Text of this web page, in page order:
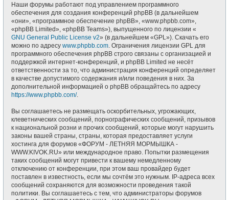
Наши форумы работают под управлением программного
обеспечения для создания конференций phpBB (в дальнейшем
«они», «программное обеспечение phpBB», «www.phpbb.com»,
«phpBB Limited», «phpBB Teams»), выпущенного по лицензии «
GNU General Public License v2» (в дальнейшем «GPL»). Скачать его
можно по адресу www.phpbb.com . Ограничения лицензии GPL для
программного обеспечения phpBB строго связаны с организацией и
поддержкой интернет-конференций, и phpBB Limited не несёт
ответственности за то, что администрация конференций определяет
в качестве допустимого содержания и/или поведения в них. За
дополнительной информацией о phpBB обращайтесь по адресу
https://www.phpbb.com/.
Вы соглашаетесь не размещать оскорбительных, угрожающих,
клеветнических сообщений, порнографических сообщений, призывов
к национальной розни и прочих сообщений, которые могут нарушить
законы вашей страны, страны, которая предоставляет услуги
хостинга для форумов «ФОРУМ - ЛЕТНЯЯ МОРМЫШКА -
WWW.KIVOK.RU» или международное право. Попытки размещения
таких сообщений могут привести к вашему немедленному
отключению от конференции, при этом ваш провайдер будет
поставлен в известность, если мы сочтём это нужным. IP-адреса всех
сообщений сохраняются для возможности проведения такой
политики. Вы соглашаетесь с тем, что администраторы форумов